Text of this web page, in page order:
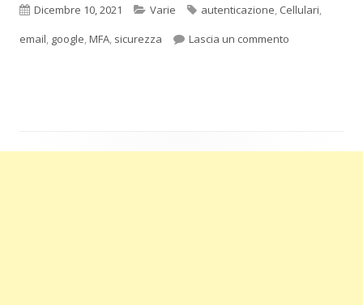
Pubblicato
Dicembre 10, 2021 Categorie
Varie Tag
autenticazione, Cellulari,
email, google,MFA, sicurezza Lascia un commento